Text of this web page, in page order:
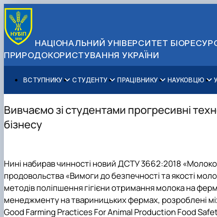
НАЦІОНАЛЬНИЙ УНІВЕРСИТЕТ
ПРИРОДОКОРИСТУВАННЯ УКРАЇНИ
ВСТУПНИКУ
Вступ до НУБіП України 2026
Приймальна комісія
Правила прийому
Для осіб з тимчасово окупованих територій
Для іноземців / For foreigners
Військова освіта
СТУДЕНТУ
Навчання
Додаткова освіта
Позанавчальна діяльність
Студентське самоврядування
ПРАЦІВНИКУ
Освітній процес
Міжнародна діяльність
Довідкова інформація
Профспілкова організація
НАУКОВЦЮ
Наукова діяльність
Аспіранту / Докторанту
Захисти дисертацій
Законодавче та нормативне забезпечення
Наукові видання
Наука для бізнесу
Управління і самоврядування
Загальна інформація
Офіційні документи
Стратегія розвитку на період 2026-2030рр.
Офіційна символіка
Антикорупційні заходи
Гендерна радниця
Контактна інформація
Вивчаємо зі студентами прогресивні
бізнесу
Нині набирав чинності новий ДСТУ 3662:2018
продовольства «Вимоги до безпечності та якості
методів поліпшення гігієни отримання молока на
менеджменту на твариницьких фермах, розроблені
Good Farming Practices For Animal Production Food